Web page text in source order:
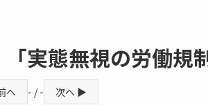
態無視の労働規制
へ - / - 次へ ▶